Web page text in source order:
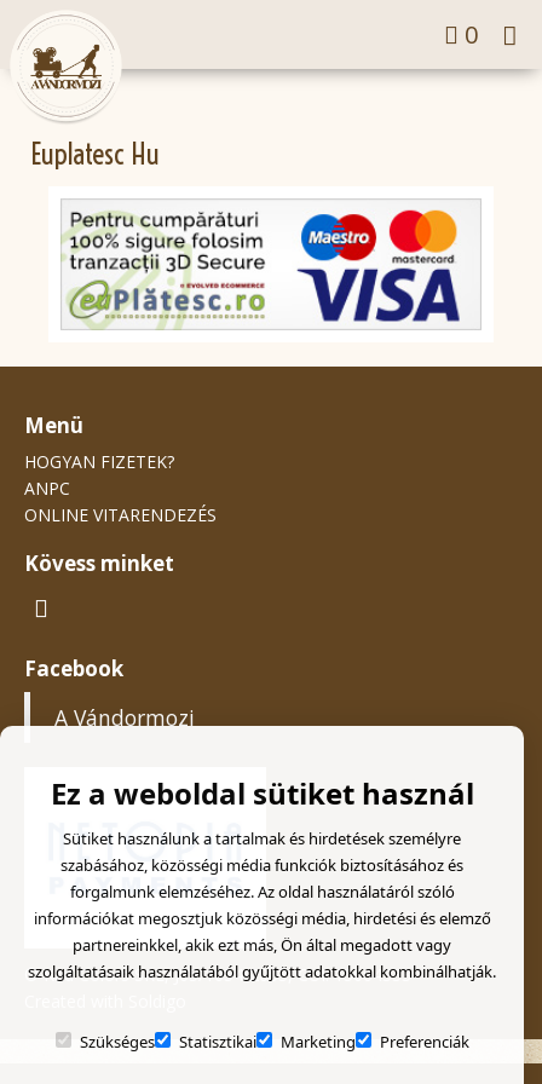
0
Euplatesc Hu
Menü
HOGYAN FIZETEK?
ANPC
ONLINE VITARENDEZÉS
Kövess minket
Facebook
A Vándormozi
© Kad Colors SRL, J05/1054/2003, CUI: 15664333
Ez a weboldal sütiket használ
Sütiket használunk a tartalmak és hirdetések személyre
szabásához, közösségi média funkciók biztosításához és
forgalmunk elemzéséhez. Az oldal használatáról szóló
információkat megosztjuk közösségi média, hirdetési és elemző
partnereinkkel, akik ezt más, Ön által megadott vagy
szolgáltatásaik használatából gyűjtött adatokkal kombinálhatják.
Szükséges Statisztikai Marketing Preferenciák